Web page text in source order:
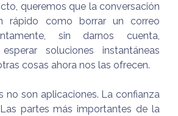
queremos que la conversación
rápido como borrar un correo
sin darnos cuenta,
soluciones instantáneas
cosas ahora nos las ofrecen.
no son aplicaciones. La confianza
partes más importantes de la